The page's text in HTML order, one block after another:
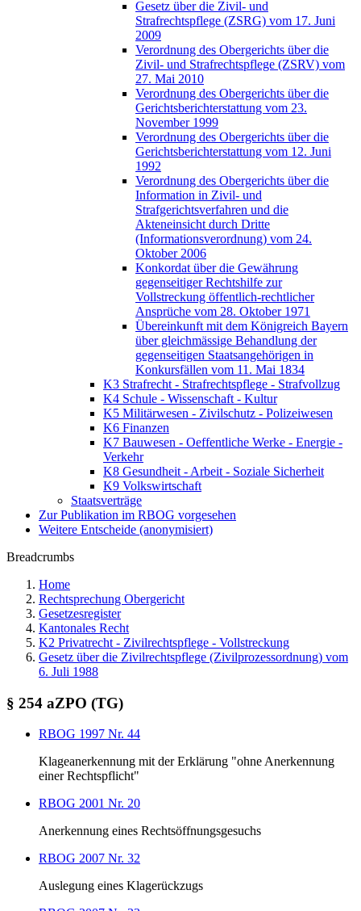
Gesetz über die Zivil- und
Strafrechtspflege (ZSRG) vom 17. Juni
2009
Verordnung des Obergerichts über die
Zivil- und Strafrechtspflege (ZSRV) vom
27. Mai 2010
Verordnung des Obergerichts über die
Gerichtsberichterstattung vom 23.
November 1999
Verordnung des Obergerichts über die
Gerichtsberichterstattung vom 12. Juni
1992
Verordnung des Obergerichts über die
Information in Zivil- und
Strafgerichtsverfahren und die
Akteneinsicht durch Dritte
(Informationsverordnung) vom 24.
Oktober 2006
Konkordat über die Gewährung
gegenseitiger Rechtshilfe zur
Vollstreckung öffentlich-rechtlicher
Ansprüche vom 28. Oktober 1971
Übereinkunft mit dem Königreich Bayern
über gleichmässige Behandlung der
gegenseitigen Staatsangehörigen in
Konkursfällen vom 11. Mai 1834
K3 Strafrecht - Strafrechtspflege - Strafvollzug
K4 Schule - Wissenschaft - Kultur
K5 Militärwesen - Zivilschutz - Polizeiwesen
K6 Finanzen
K7 Bauwesen - Oeffentliche Werke - Energie -
Verkehr
K8 Gesundheit - Arbeit - Soziale Sicherheit
K9 Volkswirtschaft
Staatsverträge
Zur Publikation im RBOG vorgesehen
Weitere Entscheide (anonymisiert)
Breadcrumbs
Home
Rechtsprechung Obergericht
Gesetzesregister
Kantonales Recht
K2 Privatrecht - Zivilrechtspflege - Vollstreckung
Gesetz über die Zivilrechtspflege (Zivilprozessordnung) vom
6. Juli 1988
§ 254 aZPO (TG)
RBOG 1997 Nr. 44
Klageanerkennung mit der Erklärung "ohne Anerkennung
einer Rechtspflicht"
RBOG 2001 Nr. 20
Anerkennung eines Rechtsöffnungsgesuchs
RBOG 2007 Nr. 32
Auslegung eines Klagerückzugs